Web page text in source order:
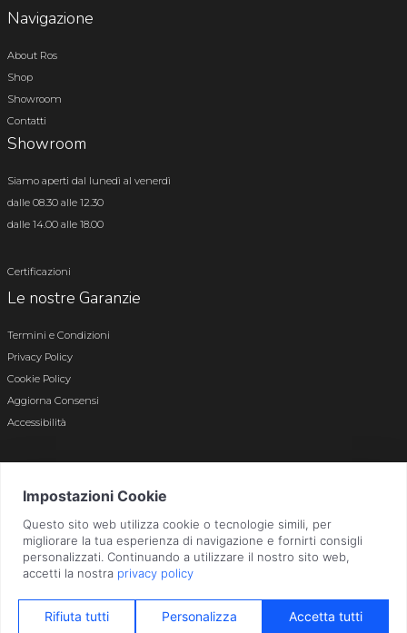
Navigazione
About Ros
Shop
Showroom
Contatti
Showroom
Siamo aperti dal lunedì al venerdì
dalle 08.30 alle 12.30
dalle 14.00 alle 18.00
Certificazioni
Le nostre Garanzie
Termini e Condizioni
Privacy Policy
Cookie Policy
Aggiorna Consensi
Accessibilità
Bergamo n. 01496180165 · Capitale Sociale i.v. € 800.000,00